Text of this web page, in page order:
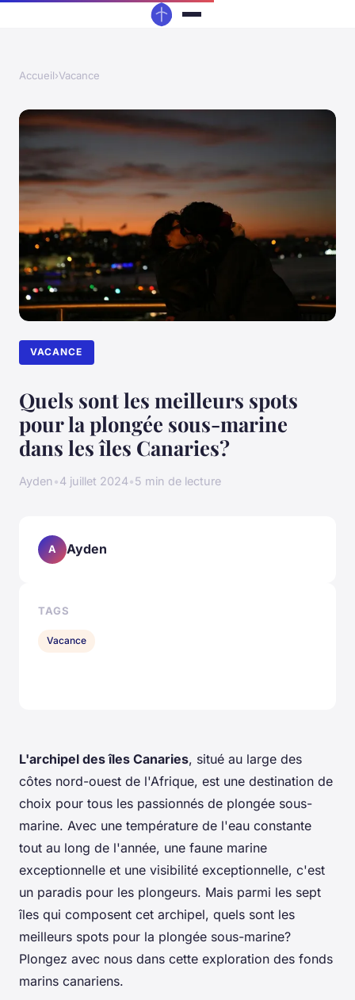
Accueil›Vacance
VACANCE
Quels sont les meilleurs spots
pour la plongée sous-marine
dans les îles Canaries?
Ayden•4 juillet 2024•5 min de lecture
L'archipel des îles Canaries, situé au large des
côtes nord-ouest de l'Afrique, est une destination de
choix pour tous les passionnés de plongée sous-
marine. Avec une température de l'eau constante
tout au long de l'année, une faune marine
exceptionnelle et une visibilité exceptionnelle, c'est
un paradis pour les plongeurs. Mais parmi les sept
îles qui composent cet archipel, quels sont les
meilleurs spots pour la plongée sous-marine?
Plongez avec nous dans cette exploration des fonds
marins canariens.
A Ayden
TAGS
Vacance